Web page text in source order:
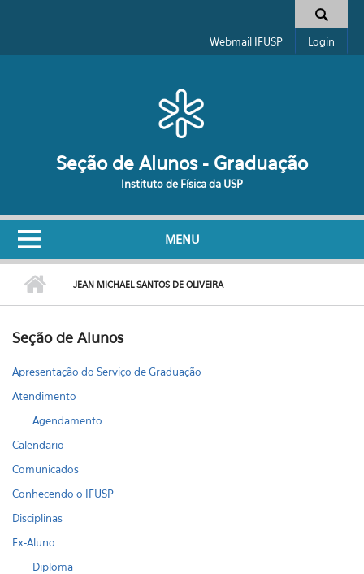
Formulário de busca
Webmail IFUSP Login
Seção de Alunos - Graduação
Instituto de Física da USP
MENU
JEAN MICHAEL SANTOS DE OLIVEIRA
Seção de Alunos
Apresentação do Serviço de Graduação
Atendimento
Agendamento
Calendario
Comunicados
Conhecendo o IFUSP
Disciplinas
Ex-Aluno
Diploma